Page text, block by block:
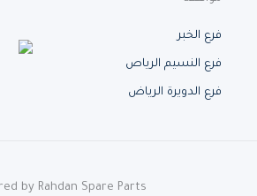
النسيم الرياص
الدويرة الرياض
لقطع
Powered by Rahdan Spare Parts